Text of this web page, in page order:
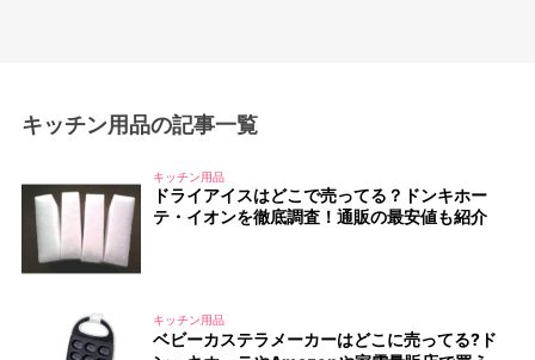
キッチン用品の記事一覧
キッチン用品
ドライアイスはどこで売ってる？ドンキホー
テ・イオンを徹底調査！通販の最安値も紹介
キッチン用品
ベビーカステラメーカーはどこに売ってる?ド